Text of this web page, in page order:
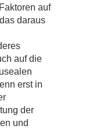
auf
daraus
auf die
erst in
der
und